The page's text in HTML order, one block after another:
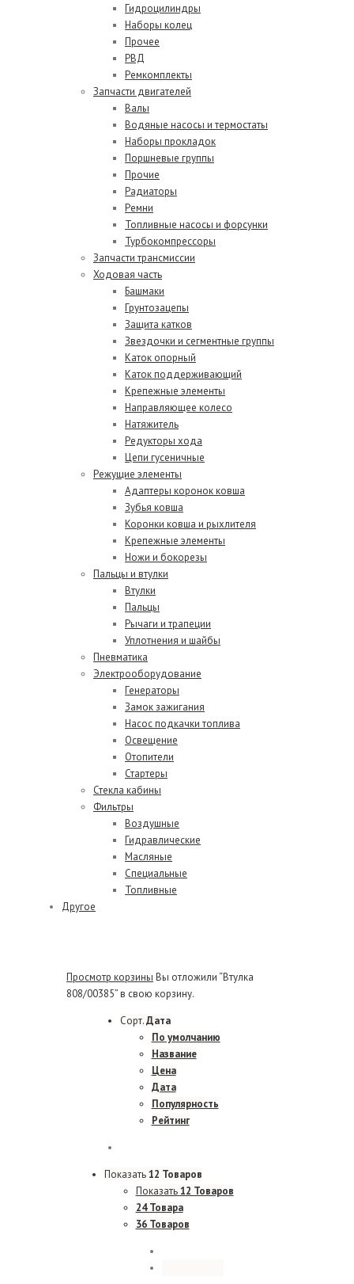
Гидроцилиндры
Наборы колец
Прочее
РВД
Ремкомплекты
Запчасти двигателей
Валы
Водяные насосы и термостаты
Наборы прокладок
Поршневые группы
Прочие
Радиаторы
Ремни
Топливные насосы и форсунки
Турбокомпрессоры
Запчасти трансмиссии
Ходовая часть
Башмаки
Грунтозацепы
Защита катков
Звездочки и сегментные группы
Каток опорный
Каток поддерживающий
Крепежные элементы
Направляющее колесо
Натяжитель
Редукторы хода
Цепи гусеничные
Режущие элементы
Адаптеры коронок ковша
Зубья ковша
Коронки ковша и рыхлителя
Крепежные элементы
Ножи и бокорезы
Пальцы и втулки
Втулки
Пальцы
Рычаги и трапеции
Уплотнения и шайбы
Пневматика
Электрооборудование
Генераторы
Замок зажигания
Насос подкачки топлива
Освещение
Отопители
Стартеры
Стекла кабины
Фильтры
Воздушные
Гидравлические
Масляные
Специальные
Топливные
Другое
Просмотр корзины Вы отложили “Втулка
808/00385” в свою корзину.
Сорт.Дата
По умолчанию
Название
Цена
Дата
Популярность
Рейтинг
Показать12 Товаров
Показать12 Товаров
24 Товара
36 Товаров